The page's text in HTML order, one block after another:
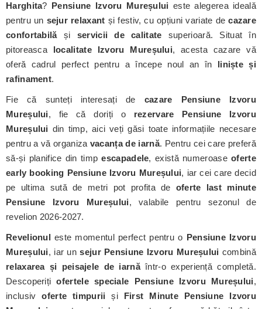
Harghita? Pensiune Izvoru Mureșului este alegerea ideală
pentru un sejur relaxant și festiv, cu opțiuni variate decazare
confortabilăși servicii de calitate superioară. Situat în
pitoreasca localitate Izvoru Mureșului, acesta cazare vă
oferă cadrul perfect pentru a începe noul an în liniște și
rafinament.
Fie că sunteți interesați de cazare Pensiune Izvoru
Mureșului, fie că doriți o rezervare Pensiune Izvoru
Mureșului din timp, aici veți găsi toate informațiile necesare
pentru a vă organiza vacanța de iarnă. Pentru cei care preferă
să-și planifice din timpescapadele, există numeroaseoferte
early booking Pensiune Izvoru Mureșului, iar cei care decid
pe ultima sută de metri pot profita de oferte last minute
Pensiune Izvoru Mureșului, valabile pentru sezonul de
revelion 2026-2027.
Revelionul este momentul perfect pentru o Pensiune Izvoru
Mureșului, iar unsejur Pensiune Izvoru Mureșului combină
relaxarea și peisajele de iarnăîntr-o experiență completă.
Descoperițiofertele speciale Pensiune Izvoru Mureșului,
inclusivoferte timpurii și First Minute Pensiune Izvoru